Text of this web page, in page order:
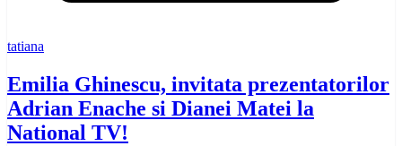
tatiana
Emilia Ghinescu, invitata prezentatorilor
Adrian Enache si Dianei Matei la
National TV!